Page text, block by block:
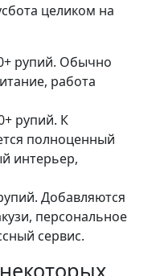
целиком на
рупий. Обычно
работа
рупий. К
полноценный
интерьер,
Добавляются
персональное
сервис.